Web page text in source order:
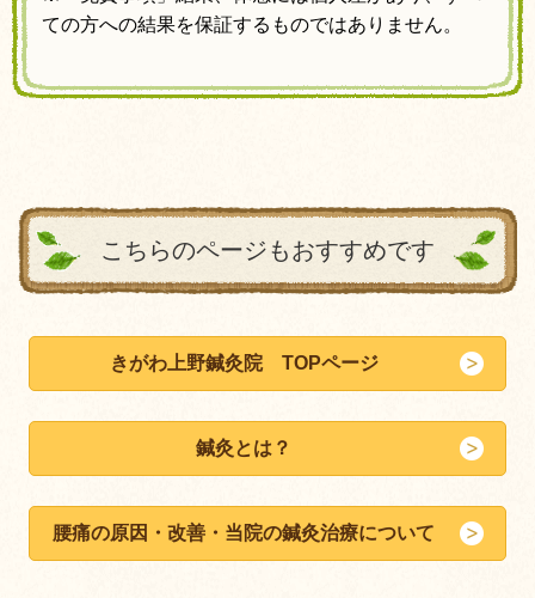
ての方への結果を保証するものではありません。
こちらのページもおすすめです
きがわ上野鍼灸院 TOPページ
鍼灸とは？
腰痛の原因・改善・当院の鍼灸治療について